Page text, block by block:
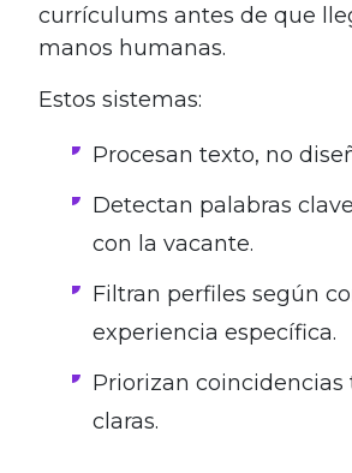
currículums antes de que
manos humanas.
Estos sistemas:
Procesan texto, no
Detectan palabras
con la vacante.
Filtran perfiles según
experiencia específica.
Priorizan coincidencias
claras.